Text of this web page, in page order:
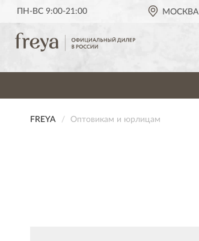
ПН-ВС 9:00-21:00 МОСКВА
FREYA Оптовикам и юрлицам